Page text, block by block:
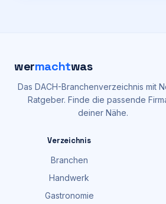
wermachtwas
Das DACH-Branchenverzeichnis mit
Ratgeber. Finde die passende
deiner Nähe.
Verzeichnis
Branchen
Handwerk
Gastronomie